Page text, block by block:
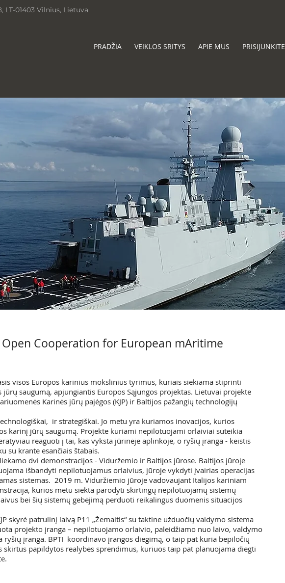
LT-01403 Vilnius, Lietuva
PRADŽIA VEIKLOS SRITYS APIE MUS PRISIJUNKITE
Open Cooperation for European mAritime
visos Europos karinius mokslinius tyrimus, kuriais siekiama stiprinti
saugumą, apjungiantis Europos Sąjungos projektas. Lietuvai projekte
Karinės jūrų pajėgos (KJP) ir Baltijos pažangių technologijų
ir strategiškai. Jo metu yra kuriamos inovacijos, kurios
karinį jūrų saugumą. Projekte kuriami nepilotuojami orlaiviai suteikia
reaguoti į tai, kas vyksta jūrinėje aplinkoje, o ryšių įranga - keistis
su krante esančiais štabais.
dvi demonstracijos - Viduržemio ir Baltijos jūrose. Baltijos jūroje
išbandyti nepilotuojamus orlaivius, jūroje vykdyti įvairias operacijas
sistemas. 2019 m. Viduržiemio jūroje vadovaujant Italijos kariniam
kurios metu siekta parodyti skirtingų nepilotuojamų sistemų
bei šių sistemų gebėjimą perduoti reikalingus duomenis situacijos
skyrė patrulinį laivą P11 „Žemaitis“ su taktine užduočių valdymo sistema
projekto įranga – nepilotuojamo orlaivio, paleidžiamo nuo laivo, valdymo
ryšių įranga. BPTI koordinavo įrangos diegimą, o taip pat kuria bepiločių
papildytos realybės sprendimus, kuriuos taip pat planuojama diegti